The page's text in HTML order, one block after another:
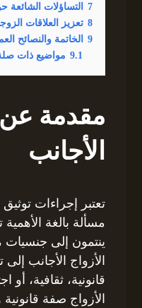
7
التساؤلات الشائعة
8 تعزيز العلاقات
9
الخاتمة والنصائح
9.1 مواضيع ذات
مقدمة عن
الأجانب
تعتبر إجراءات
مسألة بالغة
ينتمون إلى
الأزواج الأجانب
قانونية، ثقافية، أو
الأزواج صفة